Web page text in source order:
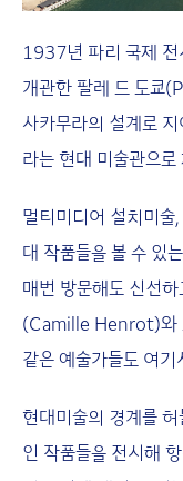
1937년 파리 국제 전
개관한 팔레 드 도쿄
사카무라의 설계로
라는 현대 미술관으
멀티미디어 설치미술
대 작품들을 볼 수 있
매번 방문해도 신선
(Camille Henrot)와
같은 예술가들도 여
현대미술의 경계를
인 작품들을 전시해